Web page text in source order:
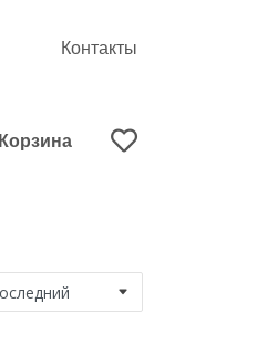
Контакты
Корзина